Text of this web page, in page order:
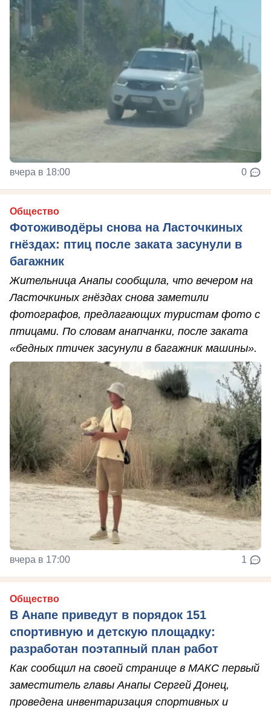
вчера в 18:00 0
Общество
Фотоживодёры снова на Ласточкиных
гнёздах: птиц после заката засунули в
багажник
Жительница Анапы сообщила, что вечером на
Ласточкиных гнёздах снова заметили
фотографов, предлагающих туристам фото с
птицами. По словам анапчанки, после заката
«бедных птичек засунули в багажник машины».
вчера в 17:00 1
Общество
В Анапе приведут в порядок 151
спортивную и детскую площадку:
разработан поэтапный план работ
Как сообщил на своей странице в МАКС первый
заместитель главы Анапы Сергей Донец,
проведена инвентаризация спортивных и